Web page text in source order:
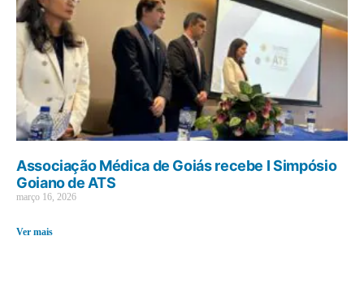
Associação Médica de Goiás recebe I Simpósio
Goiano de ATS
março 16, 2026
Ver mais